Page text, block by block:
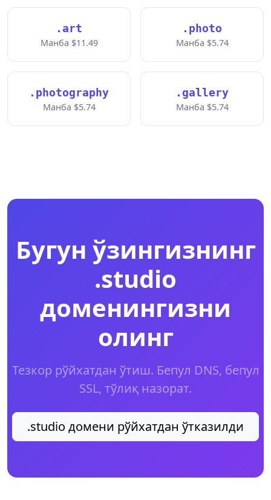
.art
Манба $11.49
.photo
Манба $5.74
.photography
Манба $5.74
.gallery
Манба $5.74
Бугун ўзингизнинг
.studio
доменингизни
олинг
Тезкор рўйхатдан ўтиш. Бепул DNS, бепул
SSL, тўлиқ назорат.
.studio домени рўйхатдан ўтказилди